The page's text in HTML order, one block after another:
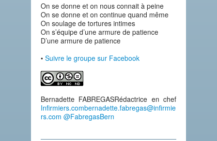
On se donne et on nous connait à peine
On se donne et on continue quand même
On soulage de tortures intimes
On s’équipe d’une armure de patience
D’une armure de patience
• Suivre le groupe sur Facebook
Bernadette FABREGASRédactrice en chef
Infirmiers.combernadette.fabregas@infirmie
rs.com @FabregasBern